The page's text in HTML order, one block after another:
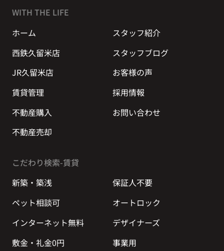
WITH THE LIFE
ホーム
スタッフ紹介
西鉄久留米店
スタッフブログ
JR久留米店
お客様の声
賃貸管理
採用情報
不動産購入
お問い合わせ
不動産売却
こだわり検索-賃貸
新築・築浅
保証人不要
ペット相談可
オートロック
インターネット無料
デザイナーズ
敷金・礼金0円
事業用